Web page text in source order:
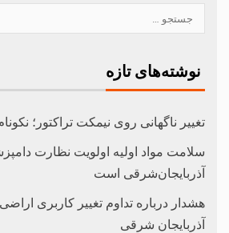
نوشته‌های تازه
تغییر ناگهانی روی نیمکت تراکتور؛
سلامت مواد اولیه اولویت نظارت
آذربایجان‌شرقی است
هشدار درباره تداوم تغییر کاربری
آذربایجان شرقی